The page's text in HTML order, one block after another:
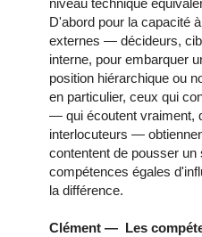
niveau technique
D'abord pour la capacité
externes — décideurs,
interne, pour embarquer
position hiérarchique ou
en particulier, ceux qui
— qui écoutent vraiment,
interlocuteurs —
contentent de pousser un
compétences égales
la différence.
Clément — Les